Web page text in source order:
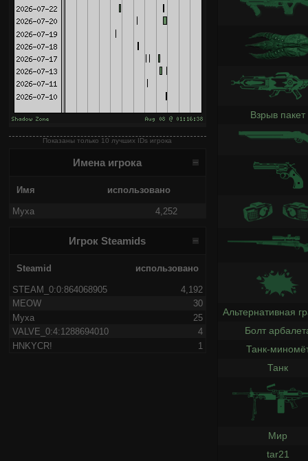
Показаны только 10 лучших IDs игрока
Имена игрока
Имя использовано
Myxa 4,252
Игрок Steamids
Steamid использовано
STEAM_0:0:864068905
4,192
MEOW
30
Myxa
25
VALVE_0:4:1288694010
4
HNKYCR!
1
Взрыв пакет
Альтернативная
Болт
Танк-
Танк
Мир
tar21